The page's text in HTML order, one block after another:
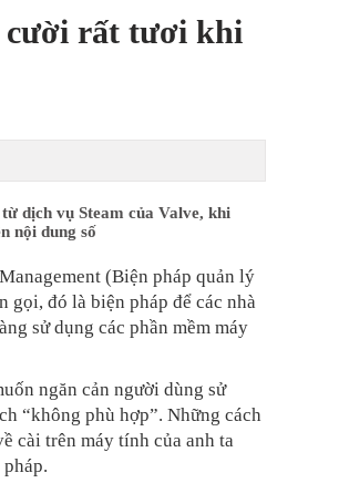
cười rất tươi khi
dịch vụ Steam của Valve, khi
nội dung số
(Biện pháp quản lý
gọi, đó là biện pháp để các nhà
sử dụng các phần mềm máy
ngăn cản người dùng sử
“không phù hợp”. Những cách
cài trên máy tính của anh ta